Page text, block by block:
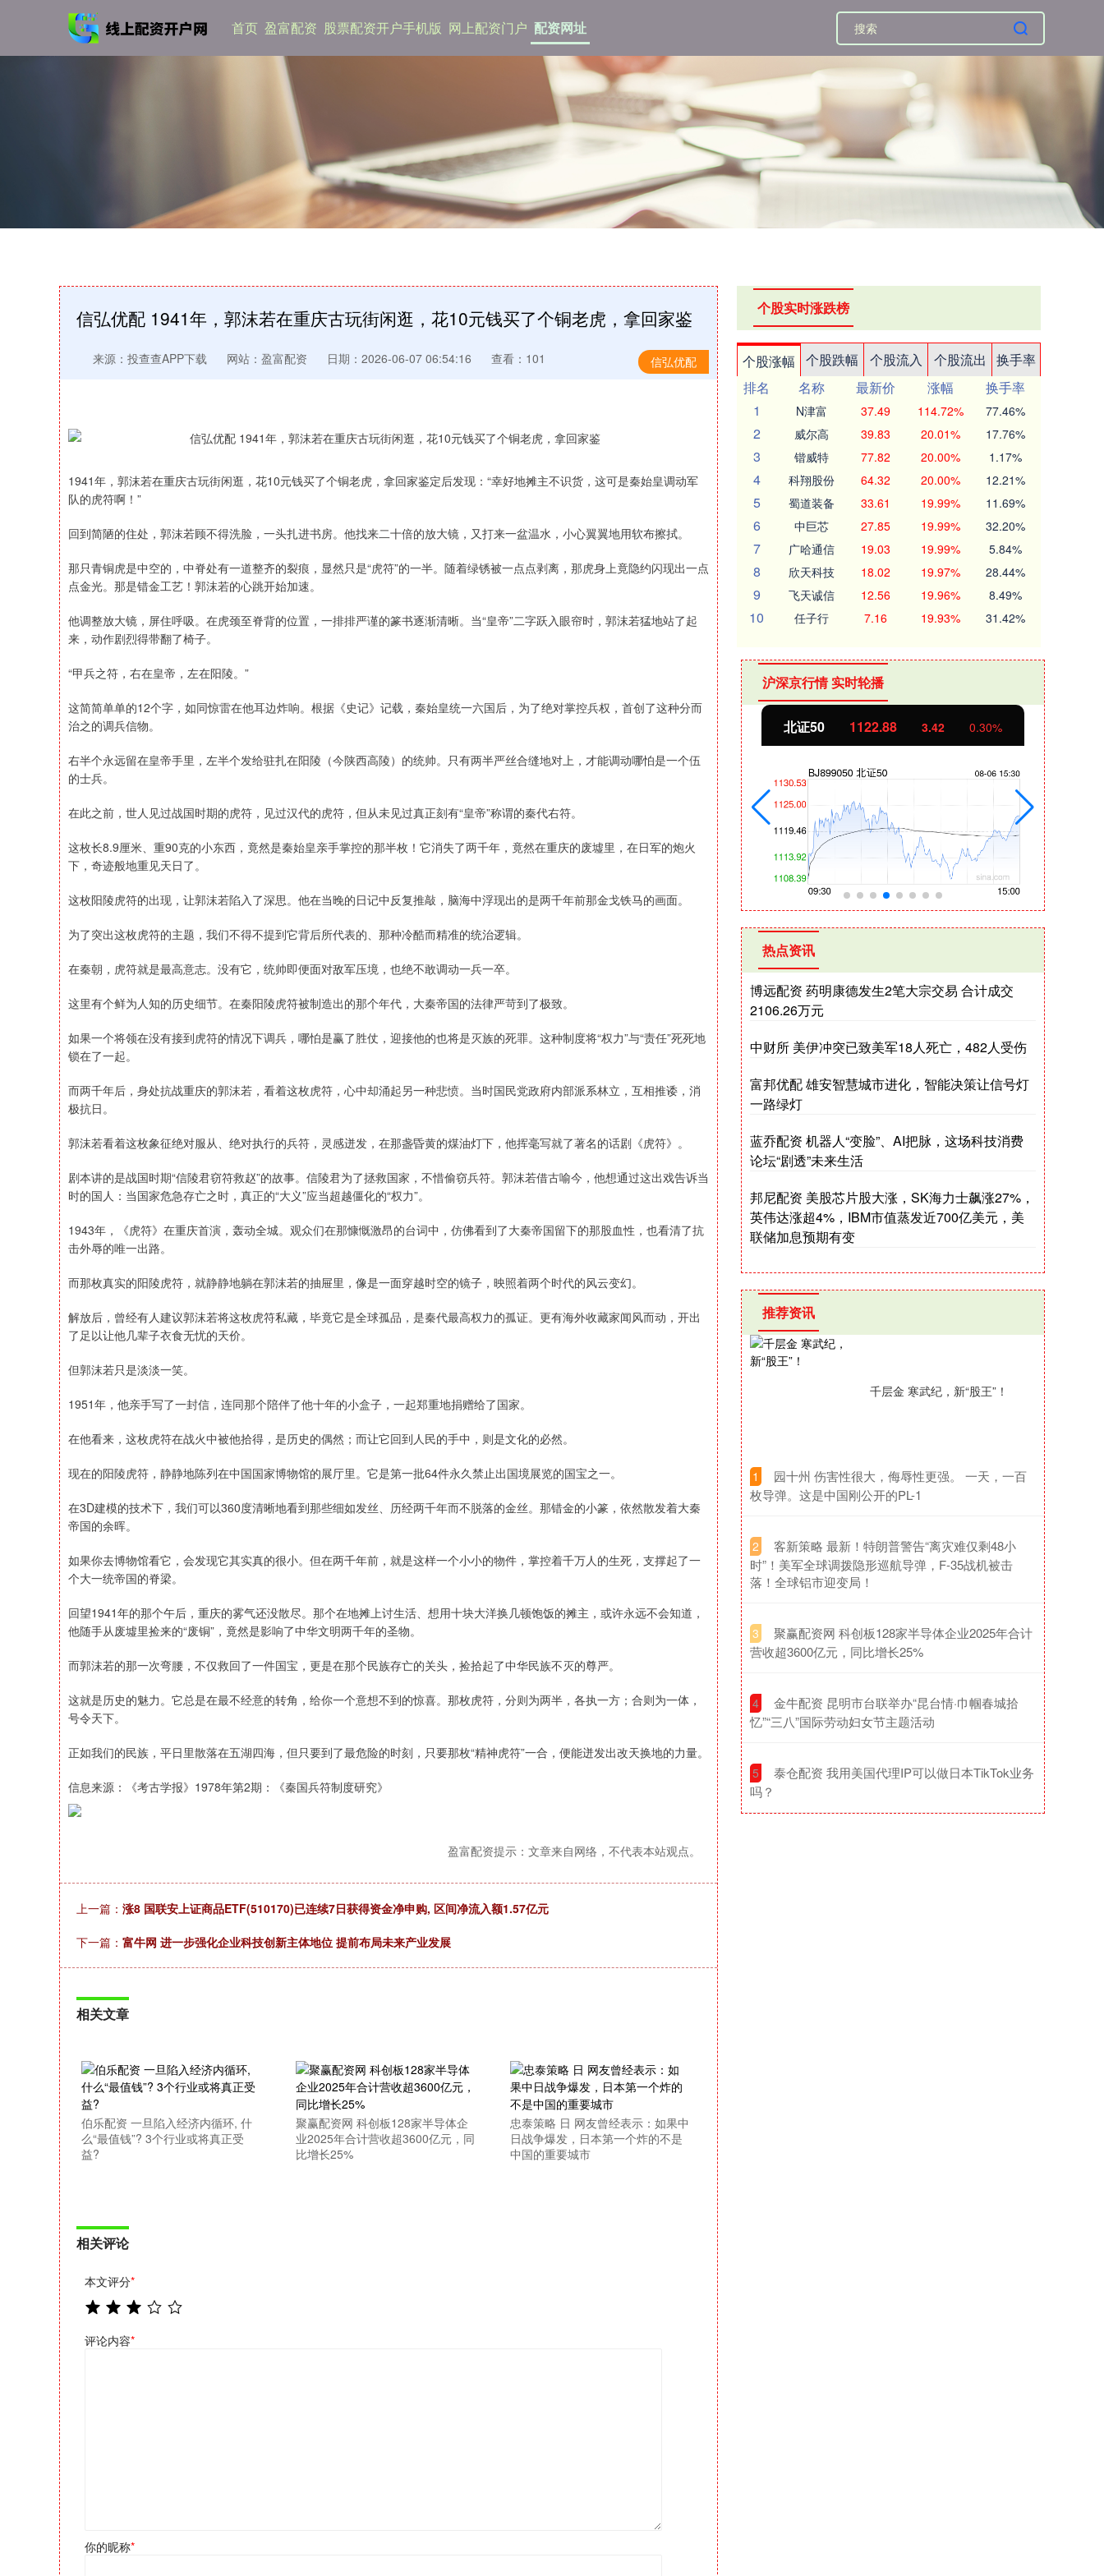
首页 盈富配资 股票配资开户手机版 网上配资门户 配资网址
信弘优配 1941年，郭沫若在重庆古玩街闲逛，花10元钱买了个铜老虎，拿回家鉴
信弘优配
来源：投查查APP下载 网站：盈富配资 日期：2026-06-07 06:54:16 查看：101
1941年，郭沫若在重庆古玩街闲逛，花10元钱买了个铜老虎，拿回家鉴定后发现：“幸好地摊主不识货，这可是秦始皇调动军
队的虎符啊！”
回到简陋的住处，郭沫若顾不得洗脸，一头扎进书房。他找来二十倍的放大镜，又打来一盆温水，小心翼翼地用软布擦拭。
那只青铜虎是中空的，中脊处有一道整齐的裂痕，显然只是“虎符”的一半。随着绿锈被一点点剥离，那虎身上竟隐约闪现出一点
点金光。那是错金工艺！郭沫若的心跳开始加速。
他调整放大镜，屏住呼吸。在虎颈至脊背的位置，一排排严谨的篆书逐渐清晰。当“皇帝”二字跃入眼帘时，郭沫若猛地站了起
来，动作剧烈得带翻了椅子。
“甲兵之符，右在皇帝，左在阳陵。”
这简简单单的12个字，如同惊雷在他耳边炸响。根据《史记》记载，秦始皇统一六国后，为了绝对掌控兵权，首创了这种分而
治之的调兵信物。
右半个永远留在皇帝手里，左半个发给驻扎在阳陵（今陕西高陵）的统帅。只有两半严丝合缝地对上，才能调动哪怕是一个伍
的士兵。
在此之前，世人见过战国时期的虎符，见过汉代的虎符，但从未见过真正刻有“皇帝”称谓的秦代右符。
这枚长8.9厘米、重90克的小东西，竟然是秦始皇亲手掌控的那半枚！它消失了两千年，竟然在重庆的废墟里，在日军的炮火
下，奇迹般地重见天日了。
这枚阳陵虎符的出现，让郭沫若陷入了深思。他在当晚的日记中反复推敲，脑海中浮现出的是两千年前那金戈铁马的画面。
为了突出这枚虎符的主题，我们不得不提到它背后所代表的、那种冷酷而精准的统治逻辑。
在秦朝，虎符就是最高意志。没有它，统帅即便面对敌军压境，也绝不敢调动一兵一卒。
这里有个鲜为人知的历史细节。在秦阳陵虎符被制造出的那个年代，大秦帝国的法律严苛到了极致。
如果一个将领在没有接到虎符的情况下调兵，哪怕是赢了胜仗，迎接他的也将是灭族的死罪。这种制度将“权力”与“责任”死死地
锁在了一起。
而两千年后，身处抗战重庆的郭沫若，看着这枚虎符，心中却涌起另一种悲愤。当时国民党政府内部派系林立，互相推诿，消
极抗日。
郭沫若看着这枚象征绝对服从、绝对执行的兵符，灵感迸发，在那盏昏黄的煤油灯下，他挥毫写就了著名的话剧《虎符》。
剧本讲的是战国时期“信陵君窃符救赵”的故事。信陵君为了拯救国家，不惜偷窃兵符。郭沫若借古喻今，他想通过这出戏告诉当
时的国人：当国家危急存亡之时，真正的“大义”应当超越僵化的“权力”。
1943年，《虎符》在重庆首演，轰动全城。观众们在那慷慨激昂的台词中，仿佛看到了大秦帝国留下的那股血性，也看清了抗
击外辱的唯一出路。
而那枚真实的阳陵虎符，就静静地躺在郭沫若的抽屉里，像是一面穿越时空的镜子，映照着两个时代的风云变幻。
解放后，曾经有人建议郭沫若将这枚虎符私藏，毕竟它是全球孤品，是秦代最高权力的孤证。更有海外收藏家闻风而动，开出
了足以让他几辈子衣食无忧的天价。
但郭沫若只是淡淡一笑。
1951年，他亲手写了一封信，连同那个陪伴了他十年的小盒子，一起郑重地捐赠给了国家。
在他看来，这枚虎符在战火中被他拾得，是历史的偶然；而让它回到人民的手中，则是文化的必然。
现在的阳陵虎符，静静地陈列在中国国家博物馆的展厅里。它是第一批64件永久禁止出国境展览的国宝之一。
在3D建模的技术下，我们可以360度清晰地看到那些细如发丝、历经两千年而不脱落的金丝。那错金的小篆，依然散发着大秦
帝国的余晖。
如果你去博物馆看它，会发现它其实真的很小。但在两千年前，就是这样一个小小的物件，掌控着千万人的生死，支撑起了一
个大一统帝国的脊梁。
回望1941年的那个午后，重庆的雾气还没散尽。那个在地摊上讨生活、想用十块大洋换几顿饱饭的摊主，或许永远不会知道，
他随手从废墟里捡来的“废铜”，竟然是影响了中华文明两千年的圣物。
而郭沫若的那一次弯腰，不仅救回了一件国宝，更是在那个民族存亡的关头，捡拾起了中华民族不灭的尊严。
这就是历史的魅力。它总是在最不经意的转角，给你一个意想不到的惊喜。那枚虎符，分则为两半，各执一方；合则为一体，
号令天下。
正如我们的民族，平日里散落在五湖四海，但只要到了最危险的时刻，只要那枚“精神虎符”一合，便能迸发出改天换地的力量。
信息来源：《考古学报》1978年第2期：《秦国兵符制度研究》
盈富配资提示：文章来自网络，不代表本站观点。
上一篇： 涨8 国联安上证商品ETF(510170)已连续7日获得资金净申购, 区间净流入额1.57亿元
下一篇： 富牛网 进一步强化企业科技创新主体地位 提前布局未来产业发展
相关文章
伯乐配资 一旦陷入经济内循环, 什
么“最值钱”? 3个行业或将真正受
益?
聚赢配资网 科创板128家半导体企
业2025年合计营收超3600亿元，同
比增长25%
忠泰策略 日 网友曾经表示：如果中
日战争爆发，日本第一个炸的不是
中国的重要城市
相关评论
本文评分*
评论内容*
你的昵称*
个股实时涨跌榜
个股涨幅 个股跌幅 个股流入 个股流出
换手率
排名
名称 最新价 涨幅
换手率
1
N津富 37.49 114.72% 77.46%
2 威尔高 39.83 20.01% 17.76%
3 锴威特 77.82 20.00% 1.17%
4 科翔股份 64.32 20.00% 12.21%
5 蜀道装备 33.61 19.99% 11.69%
6 中巨芯 27.85 19.99% 32.20%
7 广哈通信 19.03 19.99% 5.84%
8 欣天科技 18.02 19.97% 28.44%
9 飞天诚信 12.56 19.96% 8.49%
10 任子行 7.16 19.93% 31.42%
沪深京行情 实时轮播
0.57% 北证50 1122.88 3.42 0.30%
热点资讯
博远配资 药明康德发生2笔大宗交易 合计成交
2106.26万元
中财所 美伊冲突已致美军18人死亡，482人受伤
富邦优配 雄安智慧城市进化，智能决策让信号灯
一路绿灯
蓝乔配资 机器人“变脸”、AI把脉，这场科技消费
论坛“剧透”未来生活
邦尼配资 美股芯片股大涨，SK海力士飙涨27%，
英伟达涨超4%，IBM市值蒸发近700亿美元，美
联储加息预期有变
推荐资讯
千层金 寒武纪，新“股王”！
1
​园十州 伤害性很大，侮辱性更强。 一天，一百
枚导弹。这是中国刚公开的PL-1
2
​客新策略 最新！特朗普警告“离灾难仅剩48小
时”！美军全球调拨隐形巡航导弹，F-35战机被击
落！全球铝市迎变局！
3
​聚赢配资网 科创板128家半导体企业2025年合计
营收超3600亿元，同比增长25%
4
​金牛配资 昆明市台联举办“昆台情·巾帼春城拾
忆”“三八”国际劳动妇女节主题活动
5
​泰仓配资 我用美国代理IP可以做日本TikTok业务
吗？